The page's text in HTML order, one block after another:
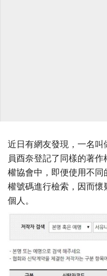
近日有網友發現，一名
員酉奈登記了同樣的著
權協會中，即便使用不
權號碼進行檢索，因而
個人。